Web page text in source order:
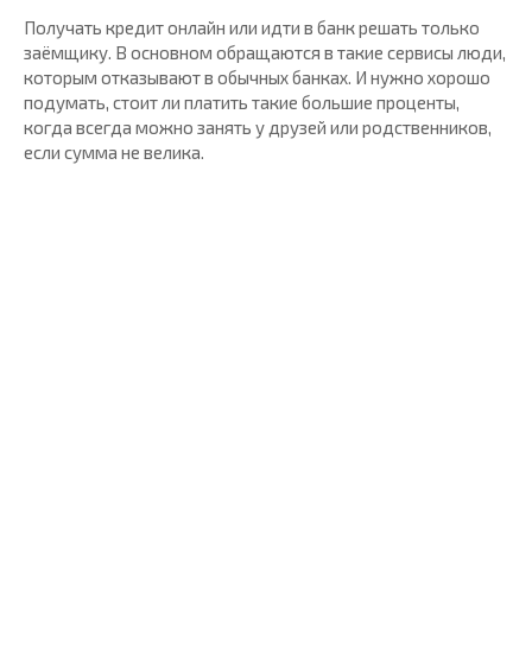
Получать кредит онлайн или идти в банк решать только
заёмщику. В основном обращаются в такие сервисы люди,
которым отказывают в обычных банках. И нужно хорошо
подумать, стоит ли платить такие большие проценты,
когда всегда можно занять у друзей или родственников,
если сумма не велика.